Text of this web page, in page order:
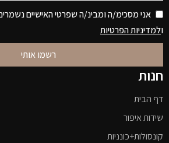
אני מסכימ/ה ומבינ/ה שפרטי האישיים
ולמדיניות הפרטיות
רשמו אותי
חנות
דף הבית
שידות איפור
קונסולות+כונניות